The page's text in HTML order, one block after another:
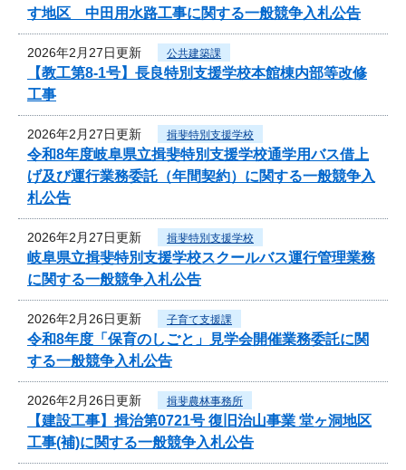
す地区 中田用水路工事に関する一般競争入札公告
2026年2月27日更新 公共建築課
【教工第8-1号】長良特別支援学校本館棟内部等改修
工事
2026年2月27日更新 揖斐特別支援学校
令和8年度岐阜県立揖斐特別支援学校通学用バス借上
げ及び運行業務委託（年間契約）に関する一般競争入
札公告
2026年2月27日更新 揖斐特別支援学校
岐阜県立揖斐特別支援学校スクールバス運行管理業務
に関する一般競争入札公告
2026年2月26日更新 子育て支援課
令和8年度「保育のしごと」見学会開催業務委託に関
する一般競争入札公告
2026年2月26日更新 揖斐農林事務所
【建設工事】揖治第0721号 復旧治山事業 堂ヶ洞地区
工事(補)に関する一般競争入札公告